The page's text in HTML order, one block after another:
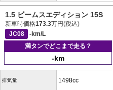
1.5 ビームスエディション 15S
新車時価格173.3万円(税込)
JC08
-km/L
満タンでどこまで走る？
-km
排気量 1498cc